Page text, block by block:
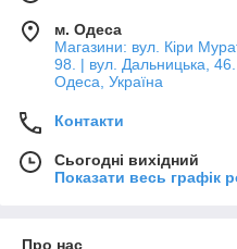
м. Одеса
Магазини: вул. Кіри
98. | вул. Дальницька,
Одеса, Україна
Контакти
Сьогодні вихідний
Показати весь графік
Про нас